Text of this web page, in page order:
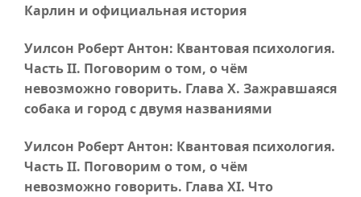
Карлин и официальная история
Уилсон Роберт Антон: Квантовая психология.
Часть II. Поговорим о том, о чём
невозможно говорить. Глава X. Зажравшаяся
собака и город с двумя названиями
Уилсон Роберт Антон: Квантовая психология.
Часть II. Поговорим о том, о чём
невозможно говорить. Глава XI. Что